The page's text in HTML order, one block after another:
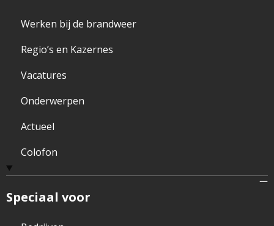
Werken bij de brandweer
Regio’s en Kazernes
Vacatures
Onderwerpen
Actueel
Colofon
Speciaal voor